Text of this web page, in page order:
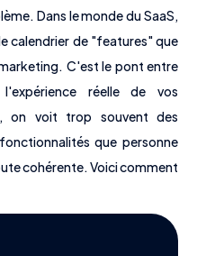
Dans le monde du SaaS,
calendrier de "features" que
C'est le pont entre
réelle de vos
on voit trop souvent des
que personne
cohérente. Voici comment